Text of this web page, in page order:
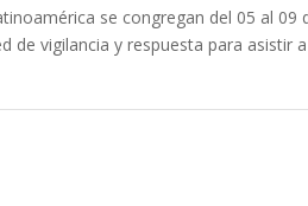
se congregan del 05 al 09
de vigilancia y respuesta para asistir